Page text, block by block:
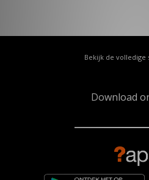
Bekijk de volledige
Download